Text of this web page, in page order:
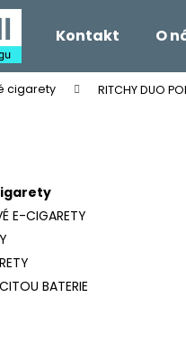
Kontakt O
cigarety RITCHY DUO
E-CIGARETY
BATERIE